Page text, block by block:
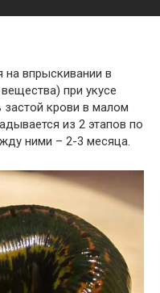
на впрыскивании в
при укусе
застой крови в малом
из 2 этапов по
ними – 2-3 месяца.